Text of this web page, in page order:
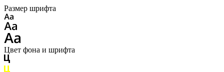
Размер шрифта
Цвет фона и шрифта